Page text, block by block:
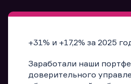
+31% и +17,2% за 2025
Заработали наши
доверительного